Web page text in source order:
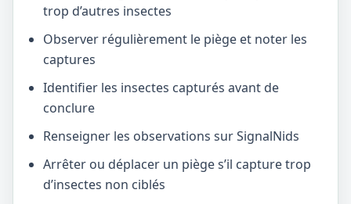
trop d’autres insectes
Observer régulièrement le piège et noter les
captures
Identifier les insectes capturés avant de
conclure
Renseigner les observations sur SignalNids
Arrêter ou déplacer un piège s’il capture trop
d’insectes non ciblés